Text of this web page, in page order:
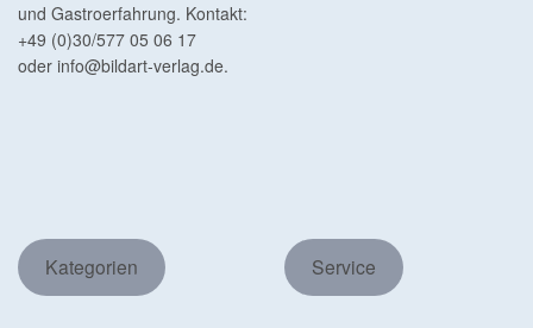
und Gastroerfahrung. Kontakt:
+49 (0)30/577 05 06 17
oder info@bildart-verlag.de.
Kategorien Service